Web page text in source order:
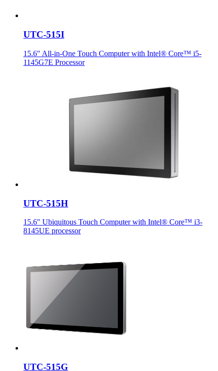
UTC-515I
15.6" All-in-One Touch Computer with Intel® Core™ i5-
1145G7E Processor
UTC-515H
15.6" Ubiquitous Touch Computer with Intel® Core™ i3-
8145UE processor
UTC-515G